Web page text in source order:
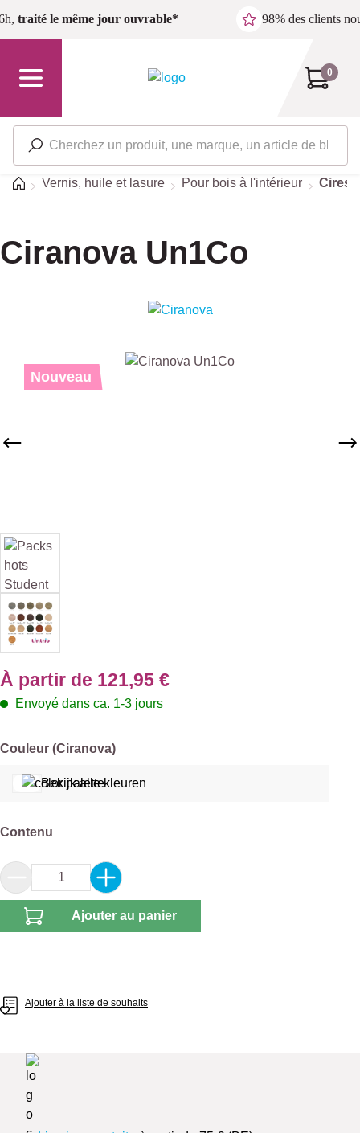
Passer au contenu principal
traité le même jour ouvrable* 98% des clients
0
Accueil
Vernis, huile et lasure Pour bois à l'intérieur Cires
Ciranova Un1Co
Ignorer la galerie d'images
Nouveau
À partir de 121,95 €
Envoyé dans ca. 1-3 jours
Sélectionnez
Couleur (Ciranova)
Bekijk alle kleuren
Sélectionnez
Contenu
Quantité de produit : Entrez la quantité
Ajouter au panier
Ajouter à la liste de souhaits